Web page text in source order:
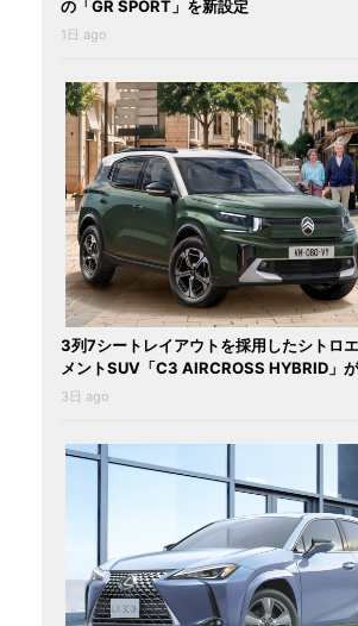
の「GR SPORT」を新設定
1日 ago
3列7シートレイアウトを採用したシトロ
メントSUV「C3 AIRCROSS HYBRID」
3日 ago